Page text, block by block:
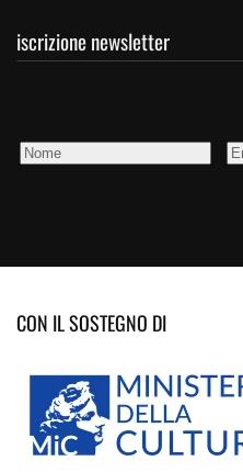
iscrizione newsletter
CON IL SOSTEGNO DI